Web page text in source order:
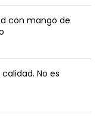
con mango de
No es